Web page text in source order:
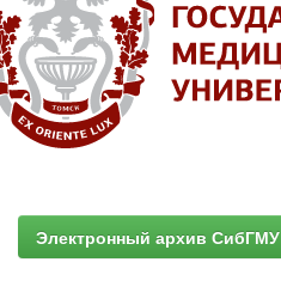
Электронный архив СибГМУ